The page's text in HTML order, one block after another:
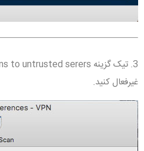
غیرفعال کنید.